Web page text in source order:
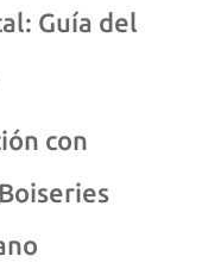
Guía del
con